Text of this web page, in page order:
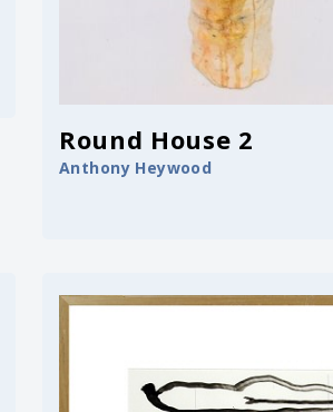
Round House 2
Anthony Heywood